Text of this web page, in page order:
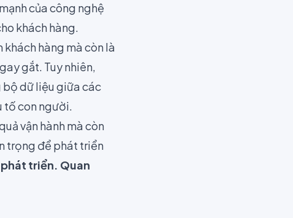
của công nghệ
khách hàng.
hàng mà còn là
gắt. Tuy nhiên,
bộ dữ liệu giữa các
tố con người.
vận hành mà còn
trọng để phát triển
triển. Quan